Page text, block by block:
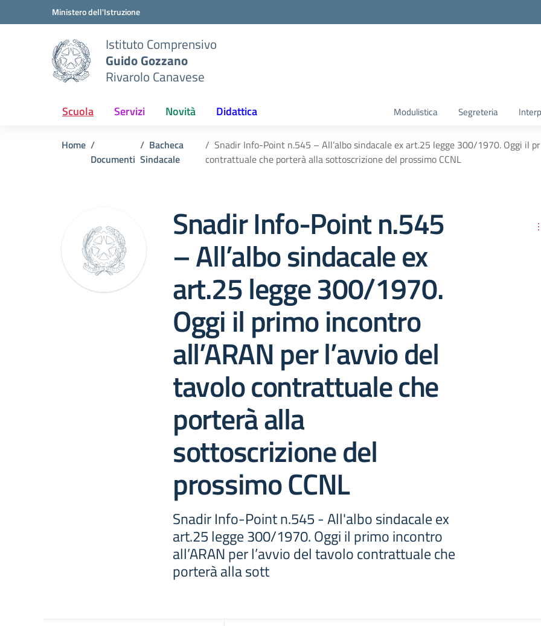
Vai ai contenuti
Vai al menu di navigazione
Ministero dell'Istruzione
Istituto Comprensivo
Guido Gozzano
Rivarolo Canavese
Scuola Servizi Novità Didattica Modulistica Segreteria
Home
Documenti
Bacheca
Sindacale
Snadir Info-Point n.545 – All’albo sindacale ex art.25 legge 300/1970. Oggi il
contrattuale che porterà alla sottoscrizione del prossimo CCNL
Snadir Info-Point n.545
– All’albo sindacale ex
art.25 legge 300/1970.
Oggi il primo incontro
all’ARAN per l’avvio del
tavolo contrattuale che
porterà alla
sottoscrizione del
prossimo CCNL
Snadir Info-Point n.545 - All'albo sindacale ex
art.25 legge 300/1970. Oggi il primo incontro
all’ARAN per l’avvio del tavolo contrattuale che
porterà alla sott